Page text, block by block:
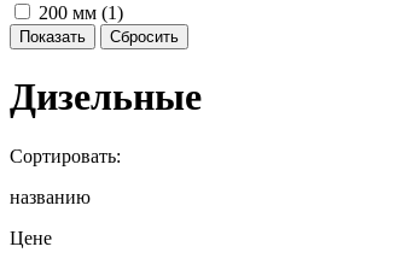
200 мм (1)
Дизельные
Сортировать:
названию
Цене